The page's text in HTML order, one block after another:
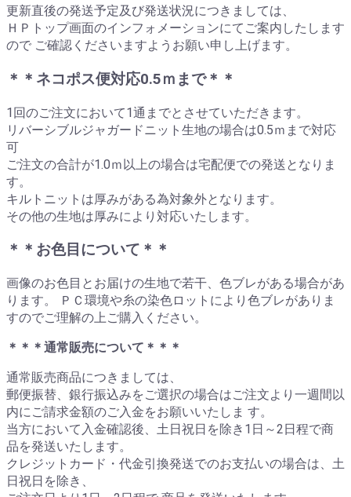
更新直後の発送予定及び発送状況につきましては、
ＨＰトップ画面のインフォメーションにてご案内したします
ので ご確認くださいますようお願い申し上げます。
＊＊ネコポス便対応0.5ｍまで＊＊
1回のご注文において1通までとさせていただきます。
リバーシブルジャガードニット生地の場合は0.5ｍまで対応
可
ご注文の合計が1.0ｍ以上の場合は宅配便での発送となりま
す。
キルトニットは厚みがある為対象外となります。
その他の生地は厚みにより対応いたします。
＊＊お色目について＊＊
画像のお色目とお届けの生地で若干、色ブレがある場合があ
ります。 ＰＣ環境や糸の染色ロットにより色ブレがありま
すのでご理解の上ご購入ください。
＊＊＊通常販売について＊＊＊
通常販売商品につきましては、
郵便振替、銀行振込みをご選択の場合はご注文より一週間以
内にご請求金額のご入金をお願いいたしま す。
当方において入金確認後、土日祝日を除き1日～2日程で商
品を発送いたします。
クレジットカード・代金引換発送でのお支払いの場合は、土
日祝日を除き、